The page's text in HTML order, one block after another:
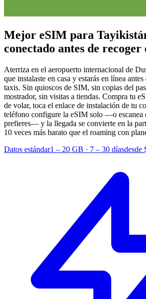
Mejor eSIM para
conectado antes de
Aterriza en el aeropuerto internacional de
que instalaste en casa y estarás en línea
taxis. Sin quioscos de SIM, sin copias del
mostrador, sin visitas a tiendas. Compra tu
de volar, toca el enlace de instalación de tu
teléfono configure la eSIM solo —o escanea
prefieres— y la llegada se convierte en la
10 veces más barato que el roaming con
Datos estándar1 – 20 GB · 7 – 30 díasdesde